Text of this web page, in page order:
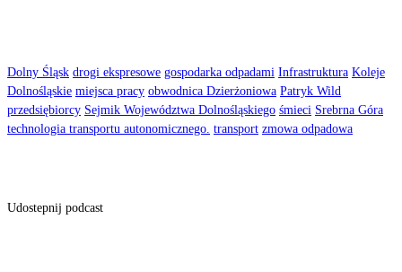
Dolny Śląsk drogi ekspresowe gospodarka odpadami Infrastruktura Koleje
Dolnośląskie miejsca pracy obwodnica Dzierżoniowa Patryk Wild
przedsiębiorcy Sejmik Województwa Dolnośląskiego śmieci Srebrna Góra
technologia transportu autonomicznego. transport zmowa odpadowa
Udostepnij podcast